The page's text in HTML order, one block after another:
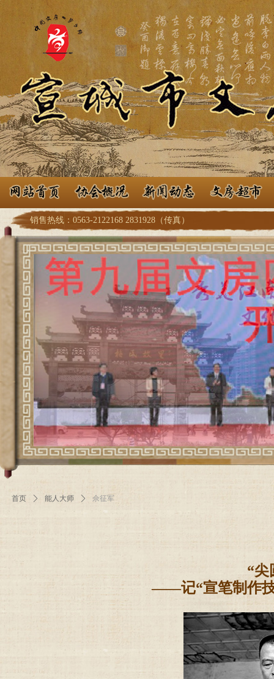
销售热线：0563-2122168 2831928（传真）
首页 ꄲ 能人大师 ꄲ 佘征军
“尖
——记“宣笔制作